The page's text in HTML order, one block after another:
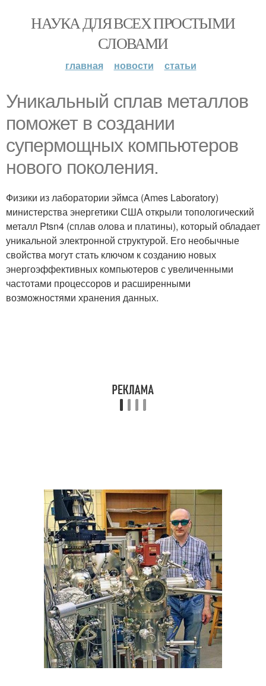
НАУКА ДЛЯ ВСЕХ ПРОСТЫМИ
СЛОВАМИ
главная новости статьи
Уникальный сплав металлов
поможет в создании
супермощных компьютеров
нового поколения.
Физики из лаборатории эймса (Ames Laboratory)
министерства энергетики США открыли топологический
металл Ptsn4 (сплав олова и платины), который обладает
уникальной электронной структурой. Его необычные
свойства могут стать ключом к созданию новых
энергоэффективных компьютеров с увеличенными
частотами процессоров и расширенными
возможностями хранения данных.